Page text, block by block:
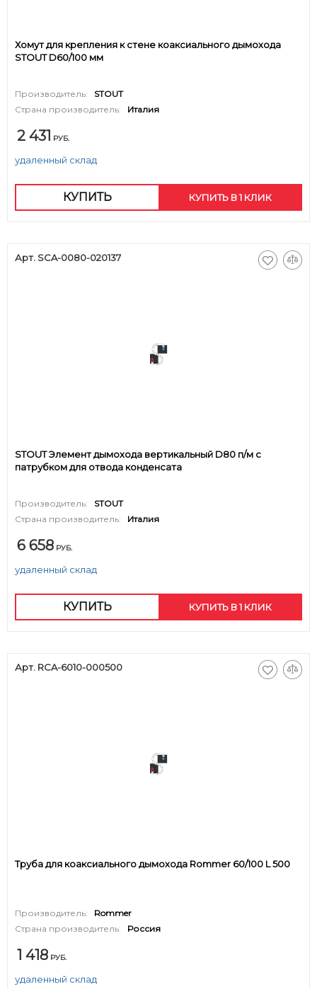
Хомут для крепления к стене коаксиального дымохода
STOUT D60/100 мм
Производитель:
STOUT
Страна производитель:
Италия
2 431 РУБ.
удаленный склад
КУПИТЬ КУПИТЬ В 1 КЛИК
Арт. SCA-0080-020137
STOUT Элемент дымохода вертикальный D80 п/м с
патрубком для отвода конденсата
Производитель:
STOUT
Страна производитель:
Италия
6 658 РУБ.
удаленный склад
КУПИТЬ КУПИТЬ В 1 КЛИК
Арт. RCA-6010-000500
Труба для коаксиального дымохода Rommer 60/100 L 500
Производитель:
Rommer
Страна производитель:
Россия
1 418 РУБ.
удаленный склад